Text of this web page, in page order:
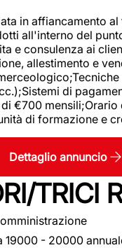
in affiancamento
all'interno del
e consulenza ai
allestimento e
di
€700
di formazione e
Dettaglio annuncio
TRICI
19000 - 20000